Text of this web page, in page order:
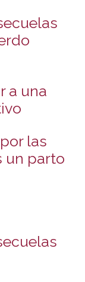
a una
las
un parto